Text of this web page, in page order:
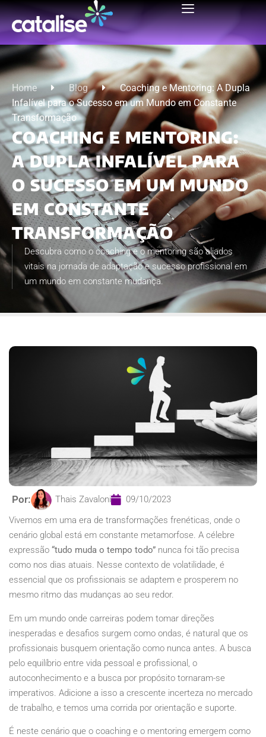
Home Blog
Coaching e Mentoring: A Dupla
Infalível para o Sucesso em um Mundo em Constante
Transformação
COACHING E MENTORING:
A DUPLA INFALÍVEL PARA
O SUCESSO EM UM MUNDO
EM CONSTANTE
TRANSFORMAÇÃO
Descubra como o coaching e o mentoring são aliados
vitais na jornada de adaptação e sucesso profissional em
um mundo em constante mudança.
Por: Thais Zavaloni
09/10/2023
Vivemos em uma era de transformações frenéticas, onde o
cenário global está em constante metamorfose. A célebre
expressão “tudo muda o tempo todo” nunca foi tão precisa
como nos dias atuais. Nesse contexto de volatilidade, é
essencial que os profissionais se adaptem e prosperem no
mesmo ritmo das mudanças ao seu redor.
Em um mundo onde carreiras podem tomar direções
inesperadas e desafios surgem como ondas, é natural que os
profissionais busquem orientação como nunca antes. A busca
pelo equilíbrio entre vida pessoal e profissional, o
autoconhecimento e a busca por propósito tornaram-se
imperativos. Adicione a isso a crescente incerteza no mercado
de trabalho, e temos uma corrida por orientação e suporte.
É neste cenário que o coaching e o mentoring emergem como